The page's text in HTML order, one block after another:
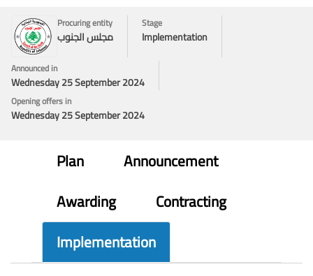
Procuring entity
مجلس الجنوب
Stage
Implementation
Announced in
Wednesday 25 September 2024
Opening offers in
Wednesday 25 September 2024
Plan
Announcement
Awarding
Contracting
Implementation